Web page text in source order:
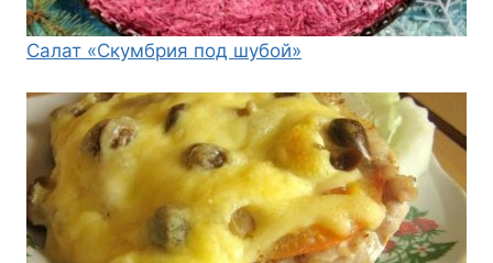
Салат «Скумбрия под шубой»